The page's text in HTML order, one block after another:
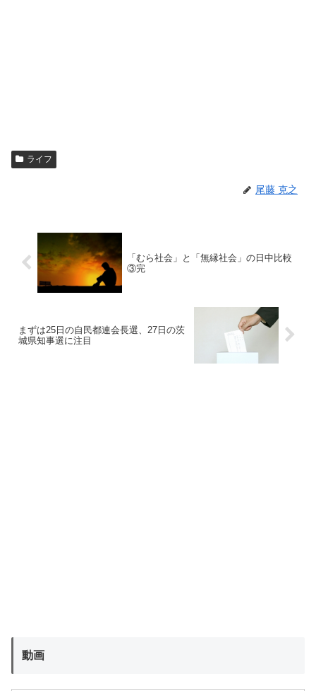
ライフ
尾藤 克之
「むら社会」と「無縁社会」の日中比較
③完
まずは25日の自民都連会長選、27日の茨
城県知事選に注目
動画